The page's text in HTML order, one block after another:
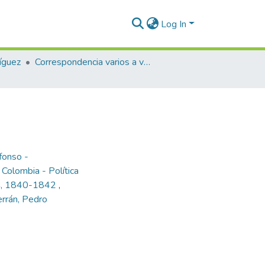
Log In
Correspondencia varios a varios
-
Colombia - Política
1840-1842 ,
Pedro